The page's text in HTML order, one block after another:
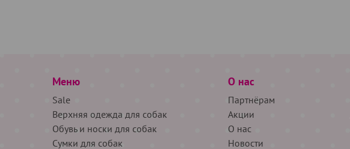
Меню
Sale
Верхняя одежда для собак
Обувь и носки для собак
Сумки для собак
О нас
Партнёрам
Акции
О нас
Новости